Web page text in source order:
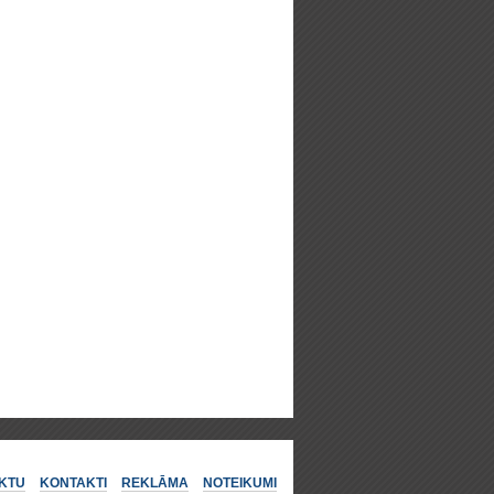
KONTAKTI REKLĀMA NOTEIKUMI